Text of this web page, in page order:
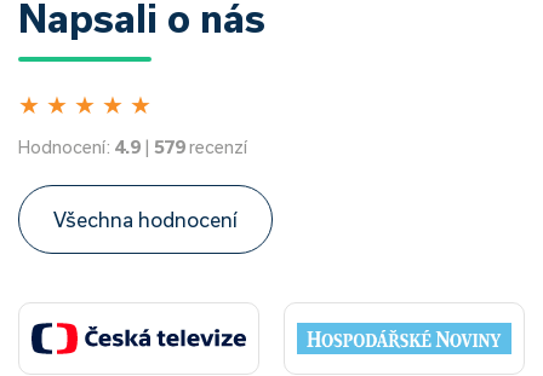
Napsali o nás
★ ★ ★ ★ ★
Hodnocení: 4.9 | 579recenzí
Všechna hodnocení